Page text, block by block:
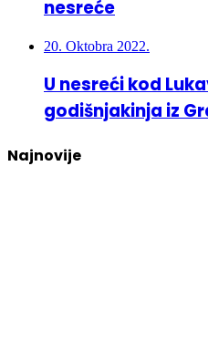
nesreće
20. Oktobra 2022.
U nesreći kod
godišnjakinja iz
Najnovije